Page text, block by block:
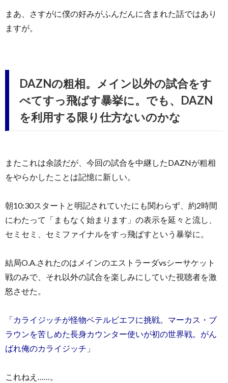
まあ、さすがに僕の好みがふんだんに含まれた話ではあり
ますが。
DAZNの粗相。メイン以外の試合をす
べてすっ飛ばす暴挙に。でも、DAZN
を利用する限り仕方ないのかな
またこれは余談だが、今回の試合を中継したDAZNが粗相
をやらかしたことは記憶に新しい。
朝10:30スタートと明記されていたにも関わらず、約2時間
にわたって「まもなく始まります」の表示を延々と流し、
セミセミ、セミファイナルをすっ飛ばすという暴挙に。
結局O.A.されたのはメインのエストラーダvsシーサケット
戦のみで、それ以外の試合を楽しみにしていた視聴者を激
怒させた。
「カライジッチが怪物ベテルビエフに挑戦。マーカス・ブ
ラウンを苦しめた長身カウンター使いが初の世界戦。がん
ばれ俺のカライジッチ」
これねえ……。